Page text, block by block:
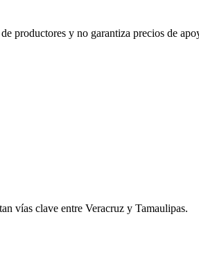
productores y no garantiza precios de
vías clave entre Veracruz y Tamaulipas.